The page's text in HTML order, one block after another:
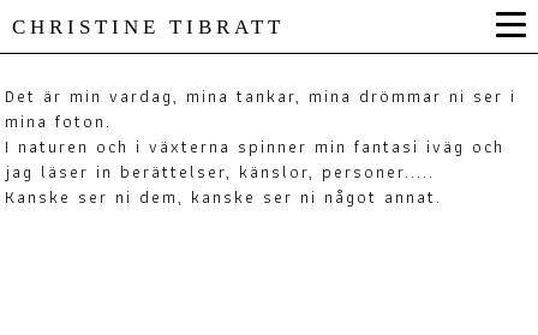
CHRISTINE TIBRATT
Det är min vardag, mina tankar, mina drömmar ni ser i
mina foton.
I naturen och i växterna spinner min fantasi iväg och
jag läser in berättelser, känslor, personer.....
Kanske ser ni dem, kanske ser ni något annat.